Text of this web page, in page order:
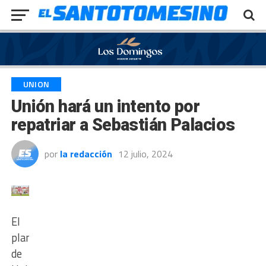
UNION
Unión hará un intento por
repatriar a Sebastián Palacios
por la redacción 12 julio, 2024
El
plantel
de
Exit mobile version